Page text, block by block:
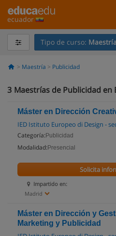
ecuador
Tipo de curso: Maestría
Maestría Publicidad
3 Maestrías de Publicidad en
Máster en Dirección
IED Istituto Europeo di Design -
Categoría: Publicidad
Modalidad: Presencial
Impartido en:
Madrid
Solicita
Máster en Dirección y
Marketing y Publicidad